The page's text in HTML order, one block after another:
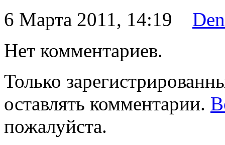
6 Марта 2011, 14:19 Den
Нет комментариев.
Только
оставлять комментарии.
пожалуйста.